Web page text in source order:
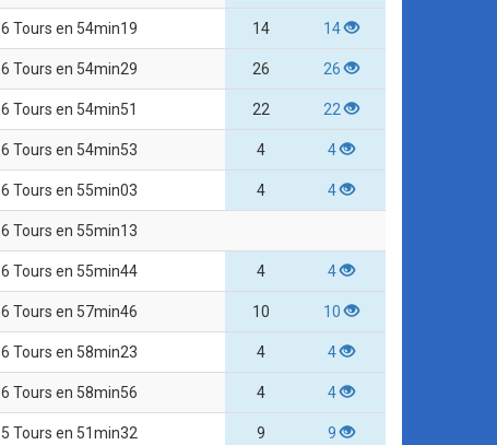
6 Tours en 54min19 14 14
6 Tours en 54min29 26 26
6 Tours en 54min51 22 22
6 Tours en 54min53 4 4
6 Tours en 55min03 4 4
6 Tours en 55min13
6 Tours en 55min44 4 4
6 Tours en 57min46 10 10
6 Tours en 58min23 4 4
6 Tours en 58min56 4 4
5 Tours en 51min32 9 9